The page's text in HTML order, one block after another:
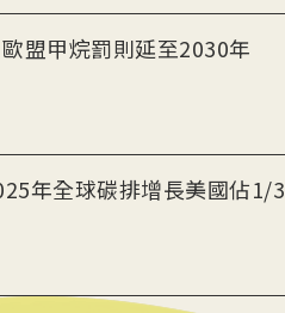
盟甲烷罰則延至2030年
年全球碳排增長美國佔1/3